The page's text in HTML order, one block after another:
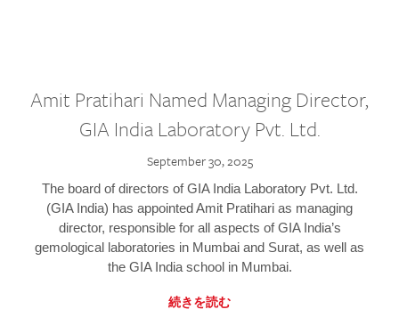
Amit Pratihari Named Managing Director,
GIA India Laboratory Pvt. Ltd.
September 30, 2025
The board of directors of GIA India Laboratory Pvt. Ltd.
(GIA India) has appointed Amit Pratihari as managing
director, responsible for all aspects of GIA India’s
gemological laboratories in Mumbai and Surat, as well as
the GIA India school in Mumbai.
続きを読む